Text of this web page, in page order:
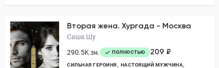
Вторая жена. Хургада - Москва
Саша Шу
290.5K зн.
ПОЛНОСТЬЮ 209 ₽
СИЛЬНАЯ ГЕРОИНЯ
НАСТОЯЩИЙ МУЖЧИНА